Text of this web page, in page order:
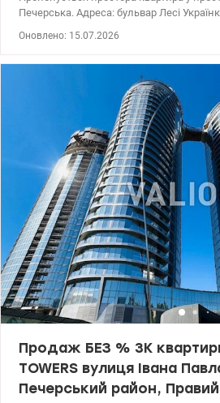
Печерська. Адреса: бульвар Лесі
джакузі Душова кабіна Сауна Окрема
Панорамний вид на Київ Власні
будинок Високий поверх, багато світла
варіант для комфортного життя у
домовленістю. Ціна - 420000 у.о. Без
0672353314 Ірина. www.valion.ua/1149466
Оновлено: 15.07.2026
Продаж БЕЗ % 3К
TOWERS вулиця Івана
Печерський район,